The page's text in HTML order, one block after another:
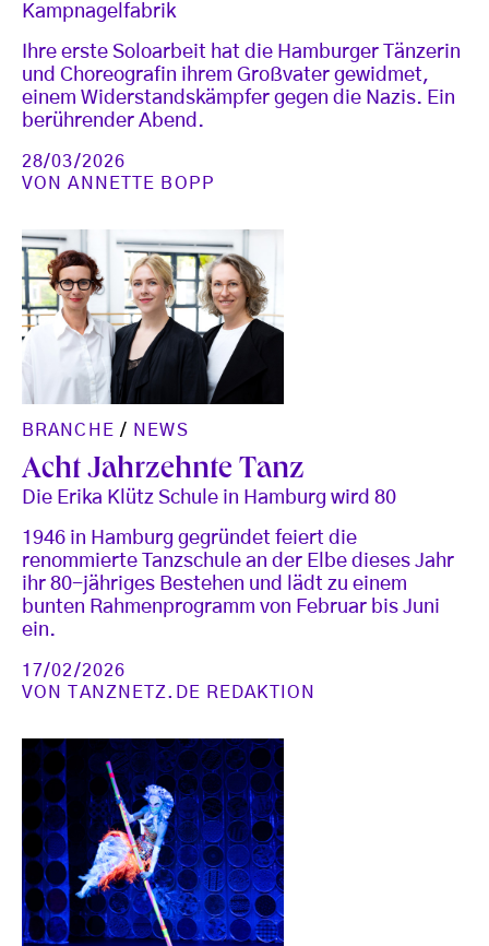
Kampnagelfabrik
Ihre erste Soloarbeit hat die Hamburger Tänzerin
und Choreografin ihrem Großvater gewidmet,
einem Widerstandskämpfer gegen die Nazis. Ein
berührender Abend.
28/03/2026
VONANNETTE BOPP
BRANCHE / NEWS
Acht Jahrzehnte Tanz
Die Erika Klütz Schule in Hamburg wird 80
1946 in Hamburg gegründet feiert die
renommierte Tanzschule an der Elbe dieses Jahr
ihr 80-jähriges Bestehen und lädt zu einem
bunten Rahmenprogramm von Februar bis Juni
ein.
17/02/2026
VON
TANZNETZ.DE REDAKTION